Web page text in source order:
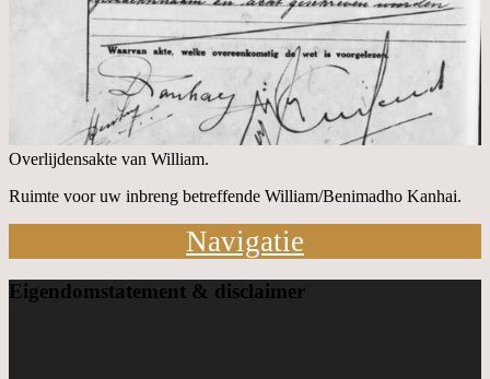
Overlijdensakte van William.
Ruimte voor uw inbreng betreffende William/Benimadho Kanhai.
Navigatie
Eigendomstatement & disclaimer